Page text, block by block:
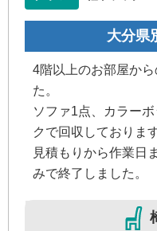
大分県
4階以上のお部屋か
た。
ソファ1点、カラー
クで回収しております
見積もりから作業日
みで終了しました。